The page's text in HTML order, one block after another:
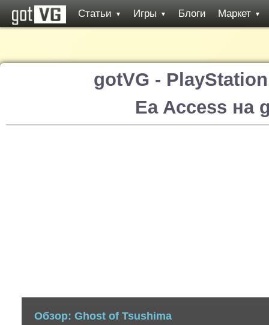
Статьи ▼ Игры ▼ Блоги Маркет ▼
gotVG -
Ea Access на
Обзор: Ghost of Tsushima
Невероятно стильный, но до безобразия вторичный экшен в
создателей серии inFamous.